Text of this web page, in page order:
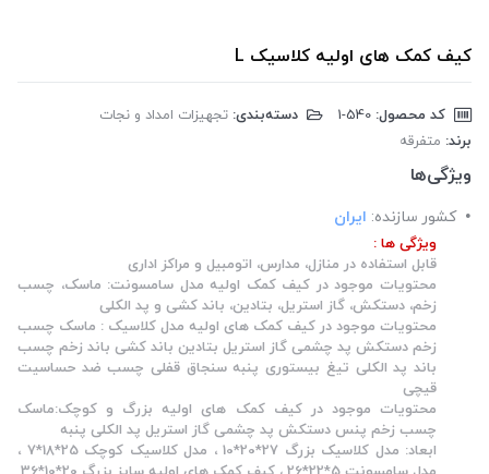
کیف کمک های اولیه کلاسیک L
کد محصول: دسته‌بندی: تجهیزات امداد و نجات
برند: متفرقه
ویژگی‌ها
کشور سازنده: ایران
ویژگی ها :
قابل استفاده در منازل، مدارس، اتومبیل و مراکز اداری
محتویات موجود در کیف کمک اولیه مدل سامسونت: ماسک، چسب
زخم، دستکش، گاز استریل، بتادین، باند کشی و پد الکلی
محتویات موجود در کیف کمک های اولیه مدل کلاسیک : ماسک چسب
زخم دستکش پد چشمی گاز استریل بتادین باند کشی باند زخم چسب
باند پد الکلی تیغ بیستوری پنبه سنجاق قفلی چسب ضد حساسیت
قیچی
محتویات موجود در کیف کمک های اولیه بزرگ و کوچک:ماسک
چسب زخم پنس دستکش پد چشمی گاز استریل پد الکلی پنبه
ابعاد: مدل کلاسیک بزرگ 27*20*10 ، مدل کلاسیک کوچک 25*18*7 ،